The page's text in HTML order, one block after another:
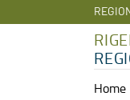
Home